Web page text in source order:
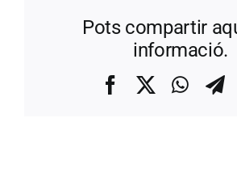
Pots compartir
informació.
Facebook